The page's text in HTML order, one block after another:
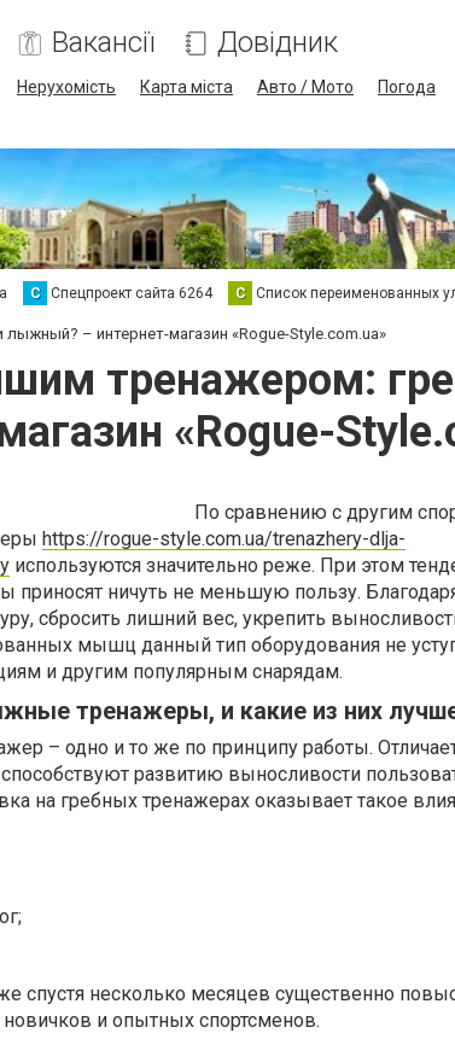
Вакансії Довідник
Нерухомість Карта міста Авто / Мото Погода
С Спецпроект сайта 6264 С Список переименованных
– интернет-магазин «Rogue-Style.com.ua»
тренажером:
«Rogue-
По сравнению с другим
https://rogue-style.com.ua/trenazhery-dlja-
используются значительно реже. При этом
приносят ничуть не меньшую пользу.
сбросить лишний вес, укрепить
мышц данный тип оборудования не
и другим популярным снарядам.
тренажеры, и какие из них
– одно и то же по принципу работы.
развитию выносливости
на гребных тренажерах оказывает такое
спустя несколько месяцев существенно
новичков и опытных спортсменов.